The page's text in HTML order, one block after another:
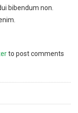
bibendum non.
to post comments